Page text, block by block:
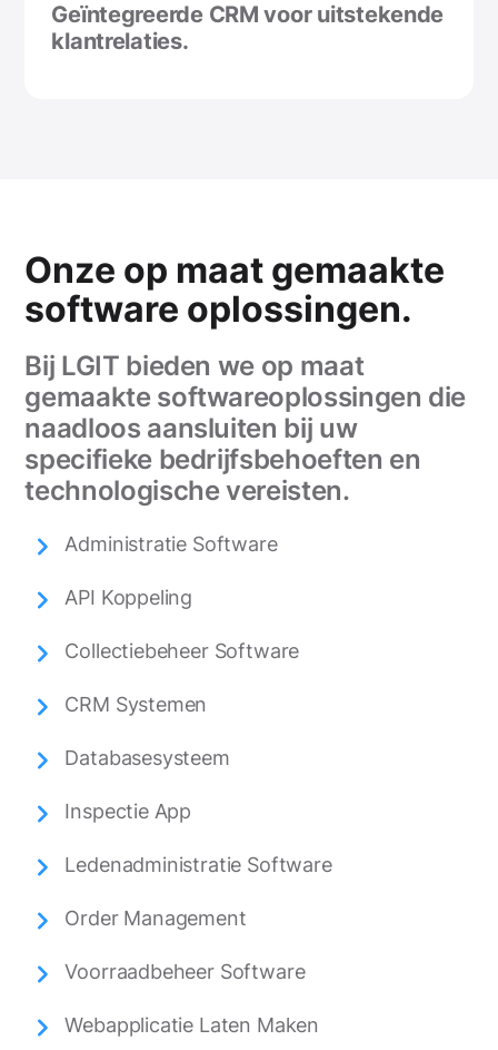
Geïntegreerde CRM voor uitstekende
klantrelaties.
Onze op maat gemaakte
software oplossingen.
Bij LGIT bieden we op maat
gemaakte softwareoplossingen die
naadloos aansluiten bij uw
specifieke bedrijfsbehoeften en
technologische vereisten.
Administratie Software
API Koppeling
Collectiebeheer Software
CRM Systemen
Databasesysteem
Inspectie App
Ledenadministratie Software
Order Management
Voorraadbeheer Software
Webapplicatie Laten Maken